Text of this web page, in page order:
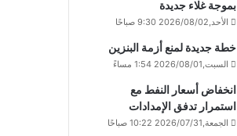
بموجة غلاء جديدة
الأحد,2026/08/02 9:30 صباحًا
خطة جديدة لمنع أزمة البنزين
السبت,2026/08/01 1:54 مساءً
انخفاض أسعار النفط مع
استمرار تدفق الإمدادات
الجمعة,2026/07/31 10:22 صباحًا